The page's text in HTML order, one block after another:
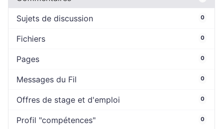
Sujets de discussion 0
Fichiers 0
Pages 0
Messages du Fil 0
Offres de stage et d'emploi 0
Profil "compétences" 0